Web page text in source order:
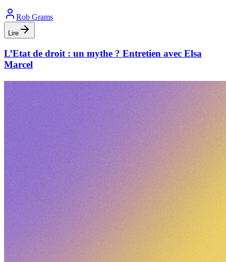
Rob Grams
Lire
L’Etat de droit : un mythe ? Entretien avec Elsa
Marcel